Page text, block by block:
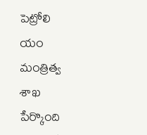
పెట్రోలి
యం
మంత్రిత్వ
శాఖ
పేర్కొంది